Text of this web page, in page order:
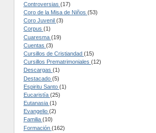
Controversias (17)
Coro de la Misa de Niños (53)
Coro Juvenil (3)
Corpus (1)
Cuaresma (19)
Cuentas (3)
Cursillos de Cristiandad (15)
Cursillos Prematrimoniales (12)
Descargas (1)
Destacado (5)
Espiritu Santo (1)
Eucaristía (25)
Eutanasia (1)
Evangelio (2)
Familia (10)
Formación (162)